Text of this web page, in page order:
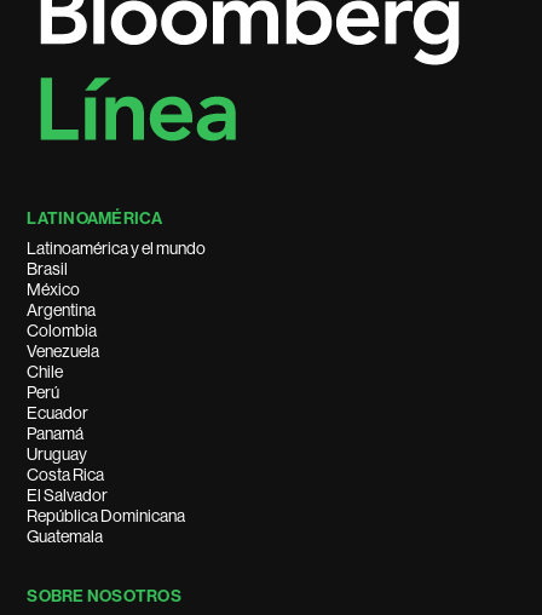
LATINOAMÉRICA
Latinoamérica y el mundo
Brasil
México
Argentina
Colombia
Venezuela
Chile
Perú
Ecuador
Panamá
Uruguay
Costa Rica
El Salvador
República Dominicana
Guatemala
SOBRE NOSOTROS